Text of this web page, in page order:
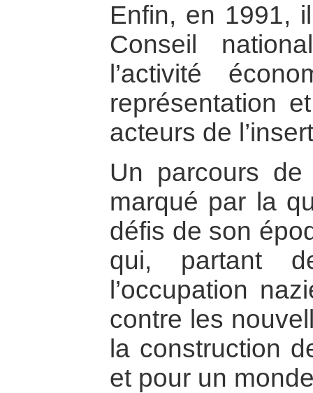
Enfin, en 1991,
Conseil
l’activité
représentation
acteurs de
Un parcours
marqué par la
défis de son
qui, partant
l’occupation
contre les
la construction
et pour un